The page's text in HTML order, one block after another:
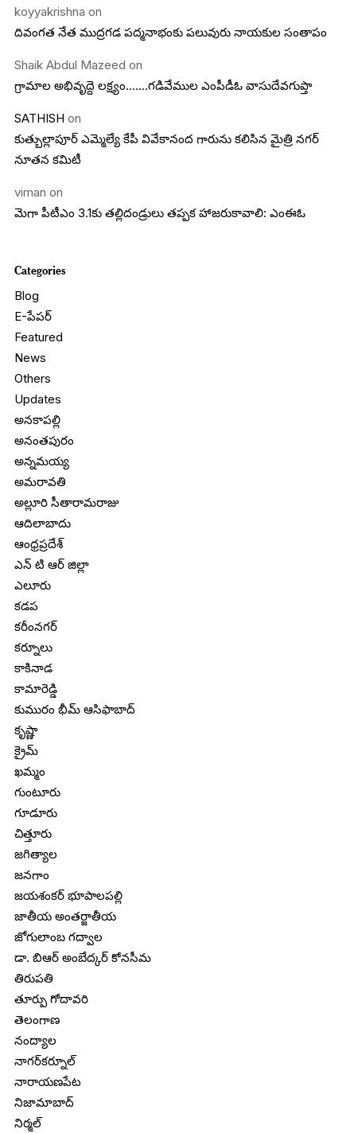
koyyakrishna on
దివంగత నేత ముద్రగడ పద్మనాభంకు పలువురు నాయకుల సంతాపం
Shaik Abdul Mazeed on
గ్రామాల అభివృద్దె లక్ష్యం…….గడివేముల ఎంపీడీఓ వాసుదేవగుప్తా
SATHISH on
కుత్బుల్లాపూర్ ఎమ్మెల్యే కేపీ వివేకానంద గారును కలిసిన మైత్రి నగర్
నూతన కమిటీ
viman on
మెగా పీటీఎం 3.1కు తల్లిదండ్రులు తప్పక హాజరుకావాలి: ఎంఈఓ
Categories
Blog
E-పేపర్
Featured
News
Others
Updates
అనకాపల్లి
అనంతపురం
అన్నమయ్య
అమరావతి
అల్లూరి సీతారామరాజు
ఆదిలాబాదు
ఆంధ్రప్రదేశ్
ఎన్ టి ఆర్ జిల్లా
ఎలూరు
కడప
కరీంనగర్
కర్నూలు
కాకినాడ
కామారెడ్డి
కుమురం భీమ్ ఆసిఫాబాద్
కృష్ణా
క్రైమ్
ఖమ్మం
గుంటూరు
గూడూరు
చిత్తూరు
జగిత్యాల
జనగాం
జయశంకర్ భూపాలపల్లి
జాతీయ అంతర్జాతీయ
జోగులాంబ గద్వాల
డా. బిఆర్ అంబేద్కర్ కోనసీమ
తిరుపతి
తూర్పు గోదావరి
తెలంగాణ
నంద్యాల
నాగర్‌కర్నూల్
నారాయణపేట
నిజామాబాద్
నిర్మల్